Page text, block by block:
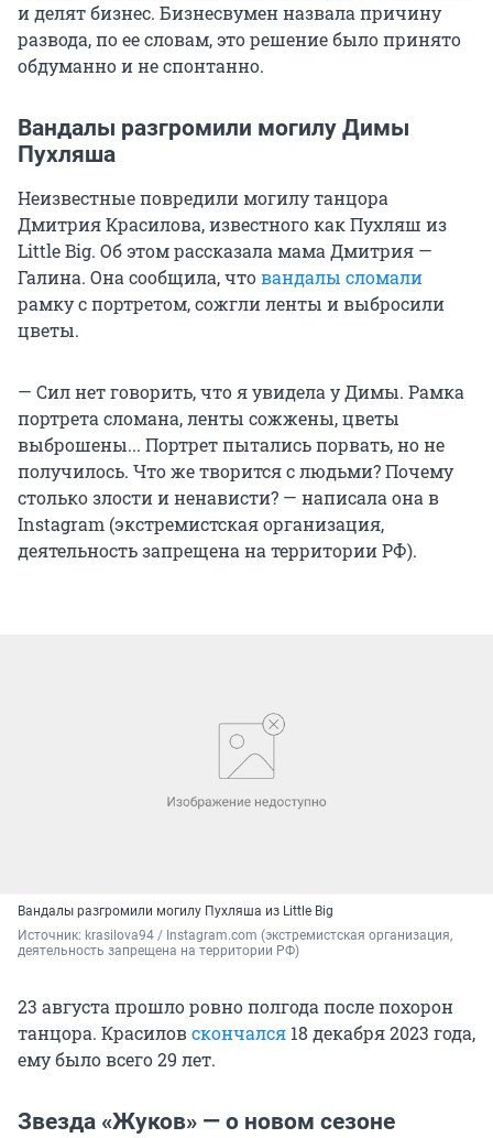
и делят бизнес. Бизнесвумен назвала причину
развода, по ее словам, это решение было принято
обдуманно и не спонтанно.
Вандалы разгромили могилу Димы
Пухляша
Неизвестные повредили могилу танцора
Дмитрия Красилова, известного как Пухляш из
Little Big. Об этом рассказала мама Дмитрия —
Галина. Она сообщила, чтовандалы сломали
рамку с портретом, сожгли ленты и выбросили
цветы.
— Сил нет говорить, что я увидела у Димы. Рамка
портрета сломана, ленты сожжены, цветы
выброшены... Портрет пытались порвать, но не
получилось. Что же творится с людьми? Почему
столько злости и ненависти? — написала она в
Instagram (экстремистская организация,
деятельность запрещена на территории РФ).
Вандалы разгромили могилу Пухляша из Little Big
Источник: krasilova94 / Instagram.com (экстремистская организация,
деятельность запрещена на территории РФ)
23 августа прошло ровно полгода после похорон
танцора. Красиловскончался 18 декабря 2023 года,
ему было всего 29 лет.
Звезда «Жуков» — о новом сезоне